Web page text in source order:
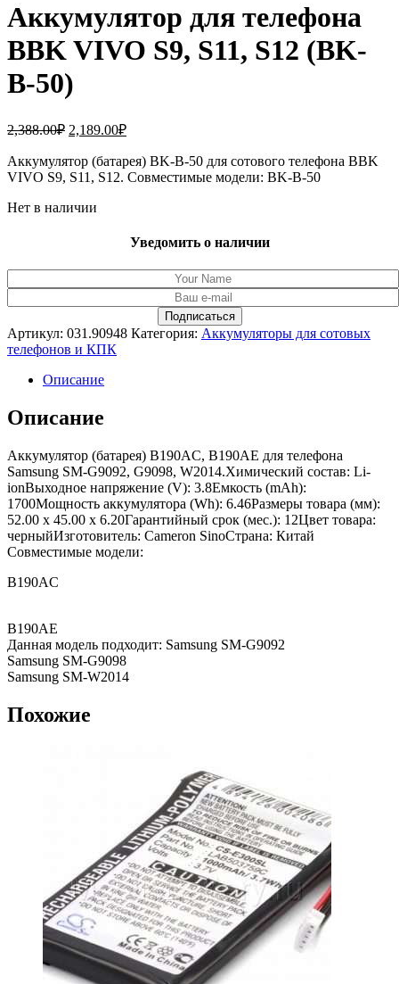
Аккумулятор для телефона
BBK VIVO S9, S11, S12 (BK-
B-50)
2,388.00₽ Первоначальная
составляла
2,388.00₽.
2,189.00₽Текущая
2,189.00₽.
Аккумулятор (батарея) BK-B-50 для сотового телефона BBK
VIVO S9, S11, S12. Совместимые модели: BK-B-50
Нет в наличии
Уведомить о наличии
Артикул: 031.90948 Категория: Аккумуляторы для сотовых
телефонов и КПК
Описание
Описание
Аккумулятор (батарея) B190AC, B190AE для телефона
Samsung SM-G9092, G9098, W2014.Химический состав: Li-
ionВыходное напряжение (V): 3.8Емкость (mAh):
1700Мощность аккумулятора (Wh): 6.46Размеры товара (мм):
52.00 x 45.00 x 6.20Гарантийный срок (мес.): 12Цвет товара:
черныйИзготовитель: Cameron SinoСтрана: Китай
Совместимые модели:
B190AC
B190AE
Данная модель подходит: Samsung SM-G9092
Samsung SM-G9098
Samsung SM-W2014
Похожие